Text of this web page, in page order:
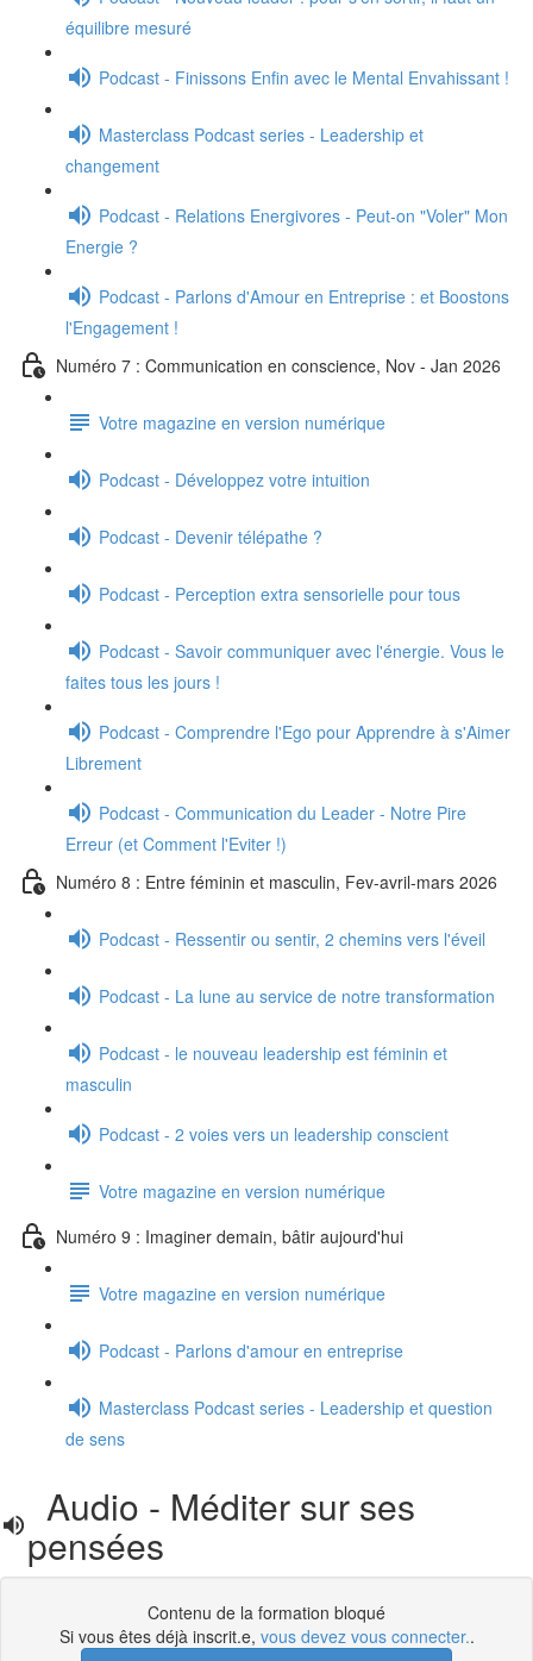
équilibre mesuré
Podcast - Finissons Enfin avec le Mental Envahissant !
Masterclass Podcast series - Leadership et
changement
Podcast - Relations Energivores - Peut-on "Voler" Mon
Energie ?
Podcast - Parlons d'Amour en Entreprise : et Boostons
l'Engagement !
Numéro 7 : Communication en conscience, Nov - Jan 2026
Votre magazine en version numérique
Podcast - Développez votre intuition
Podcast - Devenir télépathe ?
Podcast - Perception extra sensorielle pour tous
Podcast - Savoir communiquer avec l'énergie. Vous le
faites tous les jours !
Podcast - Comprendre l'Ego pour Apprendre à s'Aimer
Librement
Podcast - Communication du Leader - Notre Pire
Erreur (et Comment l'Eviter !)
Numéro 8 : Entre féminin et masculin, Fev-avril-mars 2026
Podcast - Ressentir ou sentir, 2 chemins vers l'éveil
Podcast - La lune au service de notre transformation
Podcast - le nouveau leadership est féminin et
masculin
Podcast - 2 voies vers un leadership conscient
Votre magazine en version numérique
Numéro 9 : Imaginer demain, bâtir aujourd'hui
Votre magazine en version numérique
Podcast - Parlons d'amour en entreprise
Masterclass Podcast series - Leadership et question
de sens
Audio - Méditer sur ses
pensées
Contenu de la formation bloqué
Si vous êtes déjà inscrit.e, vous devez vous connecter..